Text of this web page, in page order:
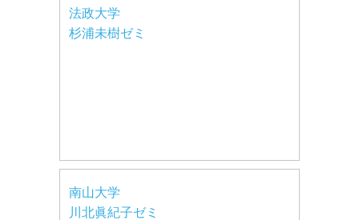
法政大学
杉浦未樹ゼミ
南山大学
川北眞紀子ゼミ